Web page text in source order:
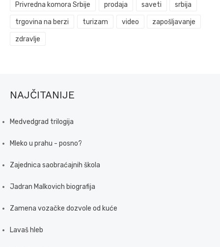
Privredna komora Srbije prodaja saveti srbija
trgovina na berzi turizam video zapošljavanje
zdravlje
NAJČITANIJE
Medvedgrad trilogija
Mleko u prahu - posno?
Zajednica saobraćajnih škola
Jadran Malkovich biografija
Zamena vozačke dozvole od kuće
Lavaš hleb